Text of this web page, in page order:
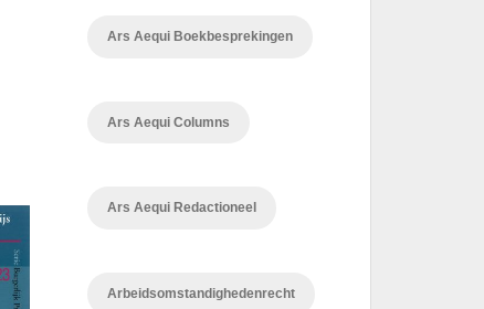
Ars Aequi Boekbesprekingen
Ars Aequi Columns
Ars Aequi Redactioneel
Arbeidsomstandighedenrecht